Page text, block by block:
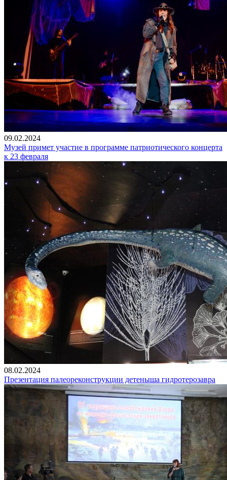
09.02.2024
Музей примет участие в программе патриотического концерта
к 23 февраля
08.02.2024
Презентация палеореконструкции детеныша гидротерозавра